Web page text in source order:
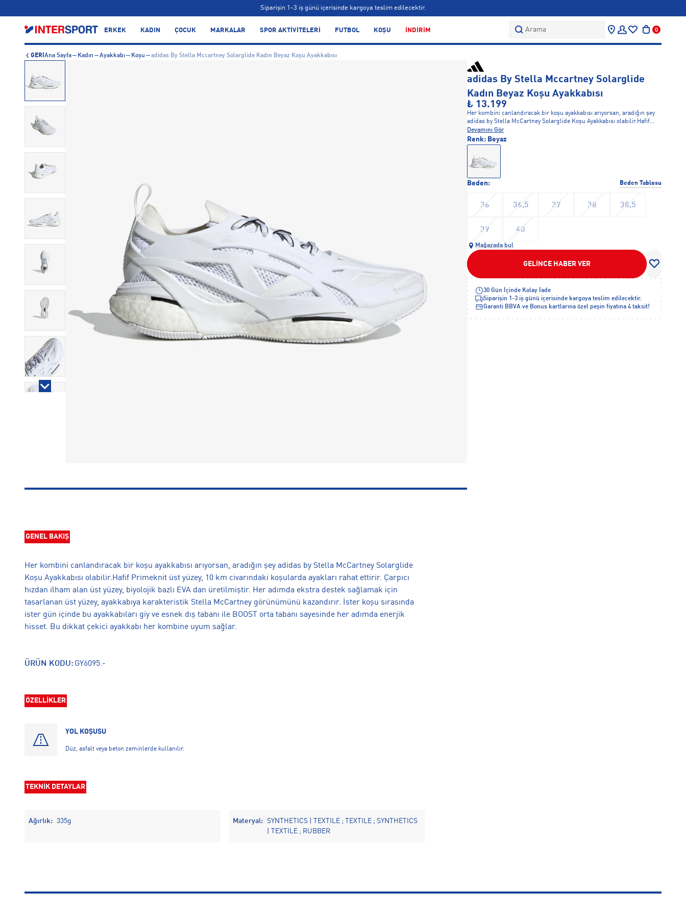
Siparişin 1-3 iş günü içerisinde kargoya teslim edilecektir.
Bonus kartlara özel vade farksız taksit seçenekleri!
ERKEK KADIN ÇOCUK MARKALAR SPOR AKTİVİTELERİ FUTBOL KOŞU İNDİRİM Arama 0
GERİ Ana Sayfa Kadın Ayakkabı Koşu adidas By Stella Mccartney Solarglide Kadın Beyaz Koşu Ayakkabısı
GENEL BAKIŞ
Her kombini canlandıracak bir koşu ayakkabısı arıyorsan, aradığın şey adidas by Stella McCartney Solarglide
Koşu Ayakkabısı olabilir.Hafif Primeknit üst yüzey, 10 km civarındaki koşularda ayakları rahat ettirir. Çarpıcı
hızdan ilham alan üst yüzey, biyolojik bazlı EVA dan üretilmiştir. Her adımda ekstra destek sağlamak için
tasarlanan üst yüzey, ayakkabıya karakteristik Stella McCartney görünümünü kazandırır. İster koşu sırasında
ister gün içinde bu ayakkabıları giy ve esnek dış tabanı ile BOOST orta tabanı sayesinde her adımda enerjik
hisset. Bu dikkat çekici ayakkabı her kombine uyum sağlar.
ÜRÜN KODU: GY6095.-
ÖZELLİKLER
YOL KOŞUSU
Düz, asfalt veya beton zeminlerde kullanılır.
TEKNİK DETAYLAR
Ağırlık: 335g Materyal: SYNTHETICS | TEXTILE ; TEXTILE ; SYNTHETICS
| TEXTILE ; RUBBER
adidas By Stella Mccartney Solarglide
Kadın Beyaz Koşu Ayakkabısı
₺ 13.199
Her kombini canlandıracak bir koşu ayakkabısı arıyorsan, aradığın şey
adidas by Stella McCartney Solarglide Koşu Ayakkabısı olabilir.Hafif
Primeknit üst yüzey, 10 km civarındaki koşularda ayakları rahat ettirir.
Çarpıcı hızdan ilham alan üst yüzey, biyolojik bazlı EVA dan üretilmiştir.
Her adımda ekstra destek sağlamak için tasarlanan üst yüzey,
ayakkabıya karakteristik Stella McCartney görünümünü kazandırır. İster
koşu sırasında ister gün içinde bu ayakkabıları giy ve esnek dış tabanı
ile BOOST orta tabanı sayesinde her adımda enerjik hisset. Bu dikkat
çekici ayakkabı her kombine uyum sağlar.
Devamını Gör
Beden: Beden Tablosu
36 36,5 37 38 38,5
39 40
Renk: Beyaz
Mağazada bul
GELİNCE HABER VER
30 Gün İçinde Kolay İade
Siparişin 1-3 iş günü içerisinde kargoya teslim edilecektir.
Garanti BBVA ve Bonus kartlarına özel peşin fiyatına 4 taksit!